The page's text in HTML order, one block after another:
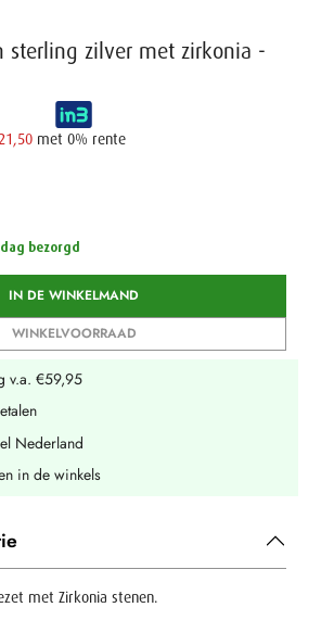
sterling zilver met zirkonia -
21,50 met 0% rente
bezorgd
IN DE WINKELMAND
WINKELVOORRAAD
v.a. €59,95
Nederland
in de winkels
met Zirkonia stenen.